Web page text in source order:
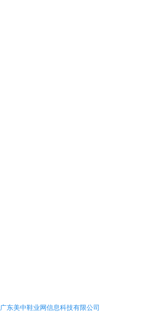
广东美中鞋业网信息科技有限公司